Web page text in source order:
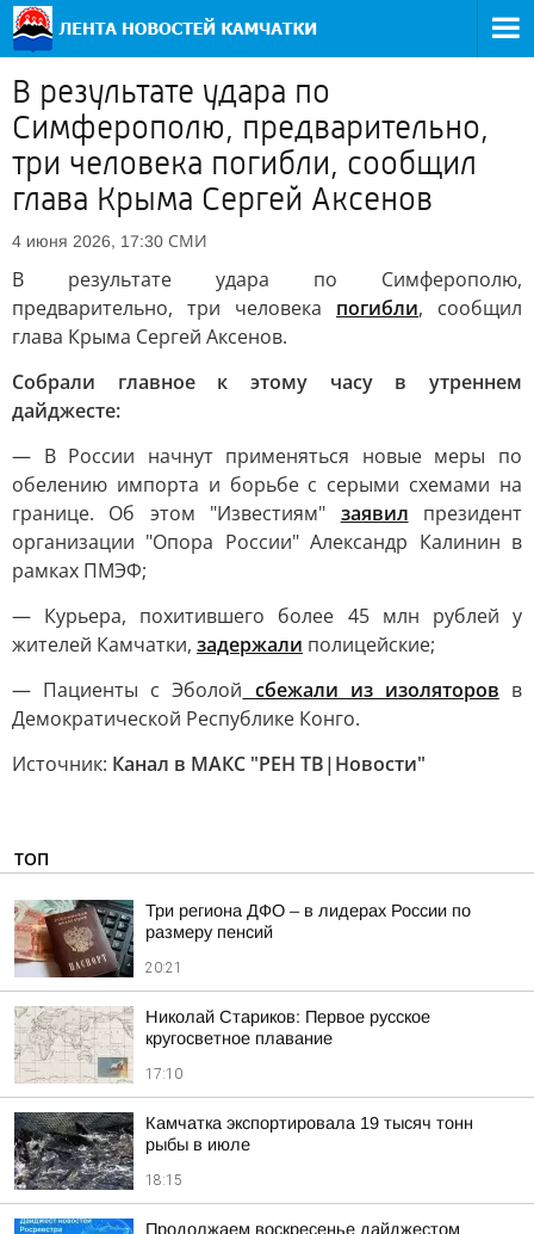
В результате удара по
Симферополю, предварительно,
три человека погибли, сообщил
глава Крыма Сергей Аксенов
4 июня 2026, 17:30 СМИ
В результате удара по Симферополю,
предварительно, три человека погибли, сообщил
глава Крыма Сергей Аксенов.
Собрали главное к этому часу в утреннем
дайджесте:
— В России начнут применяться новые меры по
обелению импорта и борьбе с серыми схемами на
границе. Об этом "Известиям" заявил президент
организации "Опора России" Александр Калинин в
рамках ПМЭФ;
— Курьера, похитившего более 45 млн рублей у
жителей Камчатки, задержали полицейские;
— Пациенты с Эболой сбежали из изоляторов в
Демократической Республике Конго.
Источник: Канал в МАКС "РЕН ТВ|Новости"
ТОП
Три региона ДФО – в лидерах России по
размеру пенсий
20:21
Николай Стариков: Первое русское
кругосветное плавание
17:10
Камчатка экспортировала 19 тысяч тонн
рыбы в июле
18:15
Продолжаем воскресенье дайджестом